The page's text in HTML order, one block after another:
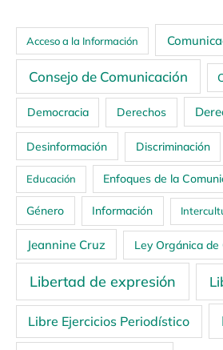
Acceso a la Información
Consejo de Comunicación
Democracia Derechos
Desinformación Discriminación
Educación Enfoques de la
Género Información
Jeannine Cruz Ley Orgánica de
Libertad de expresión
Libre Ejercicios Periodístico